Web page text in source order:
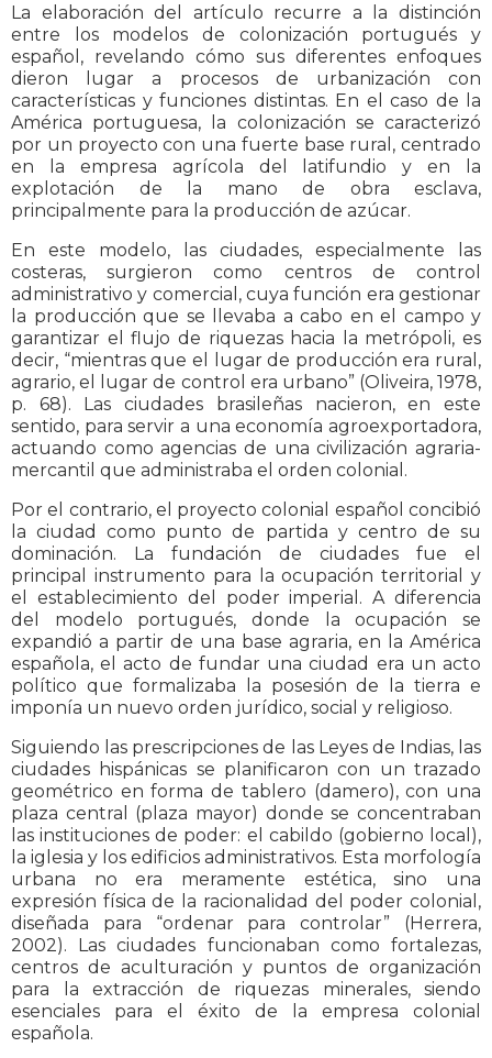
La elaboración del artículo recurre a la distinción
entre los modelos de colonización portugués y
español, revelando cómo sus diferentes enfoques
dieron lugar a procesos de urbanización con
características y funciones distintas. En el caso de la
América portuguesa, la colonización se caracterizó
por un proyecto con una fuerte base rural, centrado
en la empresa agrícola del latifundio y en la
explotación de la mano de obra esclava,
principalmente para la producción de azúcar.
En este modelo, las ciudades, especialmente las
costeras, surgieron como centros de control
administrativo y comercial, cuya función era gestionar
la producción que se llevaba a cabo en el campo y
garantizar el flujo de riquezas hacia la metrópoli, es
decir, “mientras que el lugar de producción era rural,
agrario, el lugar de control era urbano” (Oliveira, 1978,
p. 68). Las ciudades brasileñas nacieron, en este
sentido, para servir a una economía agroexportadora,
actuando como agencias de una civilización agraria-
mercantil que administraba el orden colonial.
Por el contrario, el proyecto colonial español concibió
la ciudad como punto de partida y centro de su
dominación. La fundación de ciudades fue el
principal instrumento para la ocupación territorial y
el establecimiento del poder imperial. A diferencia
del modelo portugués, donde la ocupación se
expandió a partir de una base agraria, en la América
española, el acto de fundar una ciudad era un acto
político que formalizaba la posesión de la tierra e
imponía un nuevo orden jurídico, social y religioso.
Siguiendo las prescripciones de las Leyes de Indias, las
ciudades hispánicas se planificaron con un trazado
geométrico en forma de tablero (damero), con una
plaza central (plaza mayor) donde se concentraban
las instituciones de poder: el cabildo (gobierno local),
la iglesia y los edificios administrativos. Esta morfología
urbana no era meramente estética, sino una
expresión física de la racionalidad del poder colonial,
diseñada para “ordenar para controlar” (Herrera,
2002). Las ciudades funcionaban como fortalezas,
centros de aculturación y puntos de organización
para la extracción de riquezas minerales, siendo
esenciales para el éxito de la empresa colonial
española.